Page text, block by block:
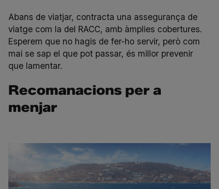
Abans de viatjar, contracta una assegurança de
viatge com la del RACC, amb àmplies cobertures.
Esperem que no hagis de fer-ho servir, però com
mai se sap el que pot passar, és millor prevenir
que lamentar.
Recomanacions per a
menjar